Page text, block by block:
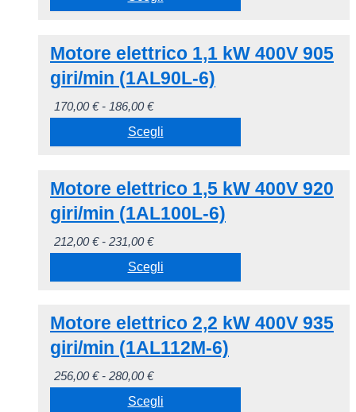
prodotto
possono
essere
nella
prodotto
prezzo:
141,00 €
a
154,00 €
prodotto
varianti.
possono
essere
nella
prodotto
Motore elettrico 1,1 kW 400V 905
giri/min (1AL90L-6)
170,00€ - 186,00€Fascia
di
prezzo:
170,00 €
a
186,00 €
Scegli
prodotto
varianti.
possono
essere
nella
Motore elettrico 1,5 kW 400V 920
giri/min (1AL100L-6)
212,00€ - 231,00€Fascia
di
prezzo:
212,00 €
a
231,00 €
Scegli
prodotto
varianti.
Motore elettrico 2,2 kW 400V 935
giri/min (1AL112M-6)
256,00€ - 280,00€Fascia
di
Scegli